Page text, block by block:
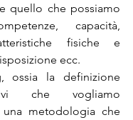
quello che possiamo
capacità,
fisiche e
ecc.
ossia la definizione
che vogliamo
metodologia che